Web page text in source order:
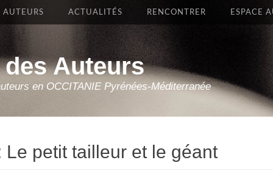
Auteurs
en OCCITANIE Pyrénées-Méditerranée
AUTEURS ACTUALITÉS RENCONTRER ESPACE
Le petit tailleur et le géant